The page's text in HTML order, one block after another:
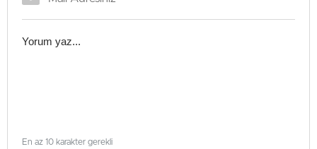
En az 10 karakter gerekli